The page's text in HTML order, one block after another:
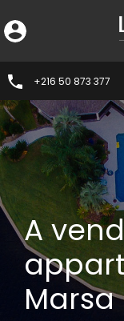
+216 50 873 377
A
Marsa